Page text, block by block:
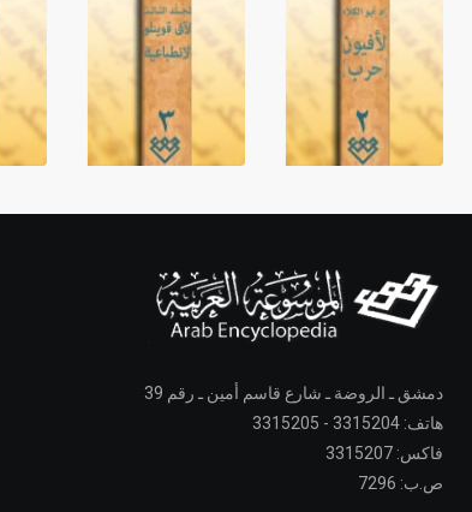
دمشق ـ الروضة ـ شارع قاسم أمين ـ رقم 39
هاتف: 3315204 - 3315205
فاكس: 3315207
ص.ب: 7296